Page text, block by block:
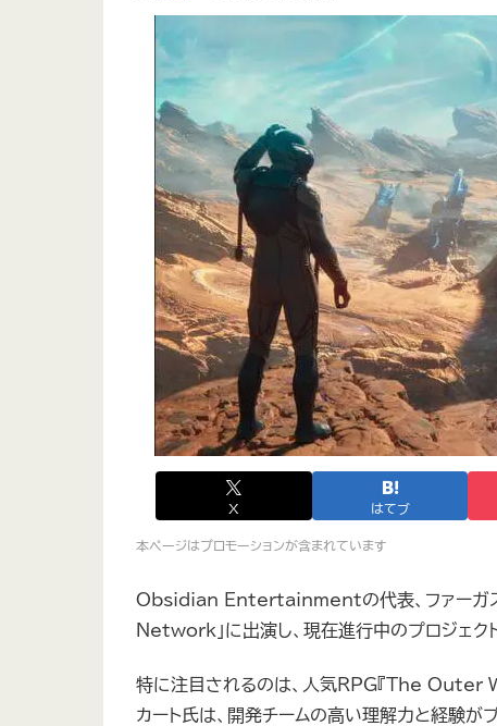
X はてブ
本ページはプロモーションが含まれています
Obsidian Entertainmentの代表、ファーガス
Network」に出演し、現在進行中のプロジェク
特に注目されるのは、人気RPG『The Outer
カート氏は、開発チームの高い理解力と経験